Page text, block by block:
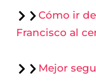
Cómo ir
Francisco al
Mejor